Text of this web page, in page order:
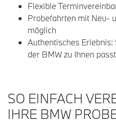
Flexible
Probefahrten mit Neu-
möglich
Authentisches
der BMW zu Ihnen passt
SO EINFACH
IHRE BMW